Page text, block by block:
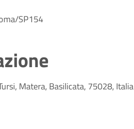
SP154
Matera, Basilicata, 75028, Italia